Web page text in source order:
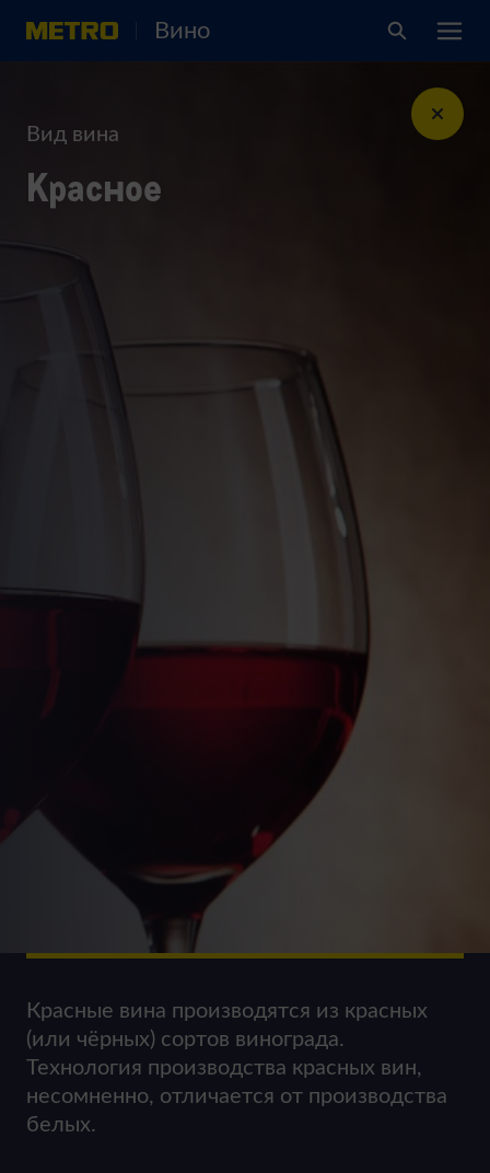
Вино
Вид вина
Красное
Красные вина производятся из красных
(или чёрных) сортов винограда.
Технология производства красных вин,
несомненно, отличается от производства
белых.